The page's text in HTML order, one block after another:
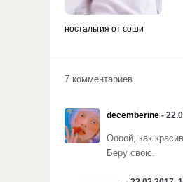
ностальгия от соши
7 комментариев
decemberine -
Оооой, как
Беру свою.